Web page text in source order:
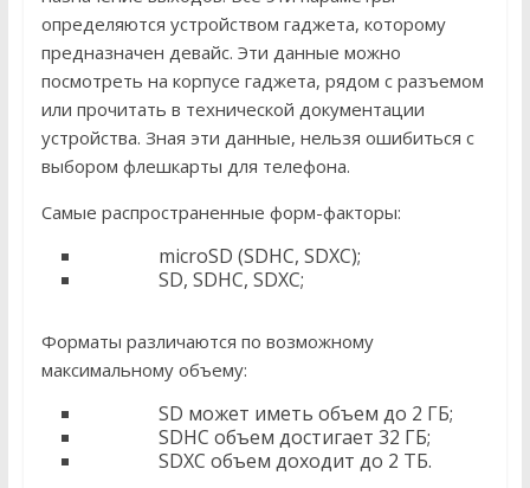
определяются устройством гаджета, которому
предназначен девайс. Эти данные можно
посмотреть на корпусе гаджета, рядом с разъемом
или прочитать в технической документации
устройства. Зная эти данные, нельзя ошибиться с
выбором флешкарты для телефона.
Самые распространенные форм-факторы:
microSD (SDHC, SDXC);
SD, SDHC, SDXC;
Форматы различаются по возможному
максимальному объему:
SD может иметь объем до 2 ГБ;
SDHC объем достигает 32 ГБ;
SDXC объем доходит до 2 ТБ.